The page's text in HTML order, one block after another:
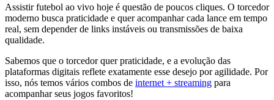
Assistir futebol ao vivo hoje é questão de poucos cliques. O torcedor
moderno busca praticidade e quer acompanhar cada lance em tempo
real, sem depender de links instáveis ou transmissões de baixa
qualidade.
Sabemos que o torcedor quer praticidade, e a evolução das
plataformas digitais reflete exatamente esse desejo por agilidade. Por
isso, nós temos vários combos de internet + streaming para
acompanhar seus jogos favoritos!